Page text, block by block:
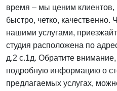
время – мы ценим
быстро, четко, качественно.
нашими услугами,
студия расположена по
д.2 с.1д. Обратите
подробную информацию о
предлагаемых услугах,